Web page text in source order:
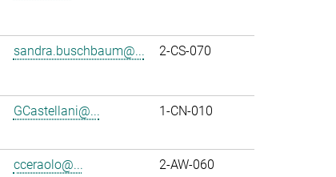
sandra.buschbaum@... 2-CS-070
GCastellani@... 1-CN-010
cceraolo@... 2-AW-060